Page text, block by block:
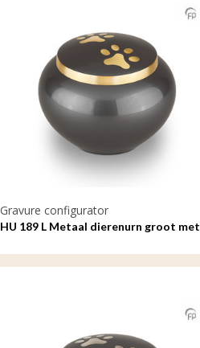
Gravure configurator
HU 189 L Metaal dierenurn groot met